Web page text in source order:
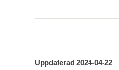
Uppdaterad 2024-04-22